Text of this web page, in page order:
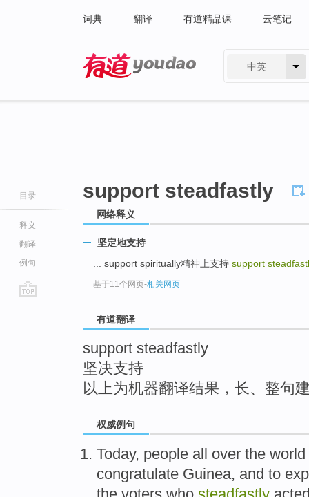
词典 翻译 有道精品课 云笔记
中英
目录
释义
翻译
例句
support steadfastly
网络释义
坚定地支持
... support spiritually精神上支持 support
基于11个网页-相关网页
有道翻译
support steadfastly
坚决支持
以上为机器翻译结果，长、整句
权威例句
Today, people all over the
congratulate Guinea, and to